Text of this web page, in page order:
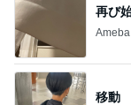
再び
移動